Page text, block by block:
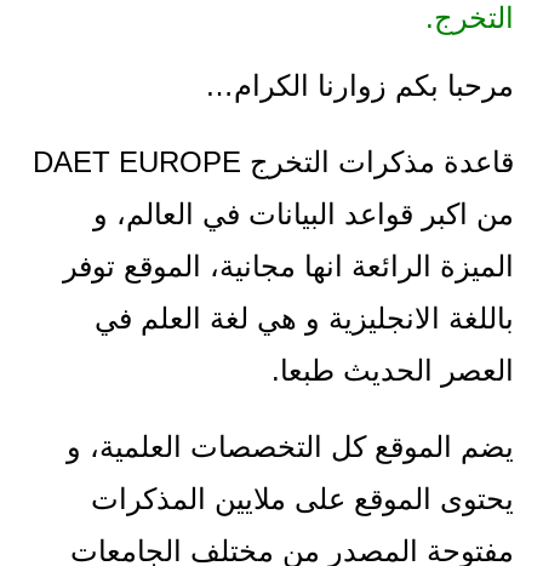
التخرج.
مرحبا بكم زوارنا الكرام…
قاعدة مذكرات التخرج DAET EUROPE
من اكبر قواعد البيانات في العالم، و
الميزة الرائعة انها مجانية، الموقع توفر
باللغة الانجليزية و هي لغة العلم في
العصر الحديث طبعا.
يضم الموقع كل التخصصات العلمية، و
يحتوى الموقع على ملايين المذكرات
مفتوحة المصدر من مختلف الجامعات